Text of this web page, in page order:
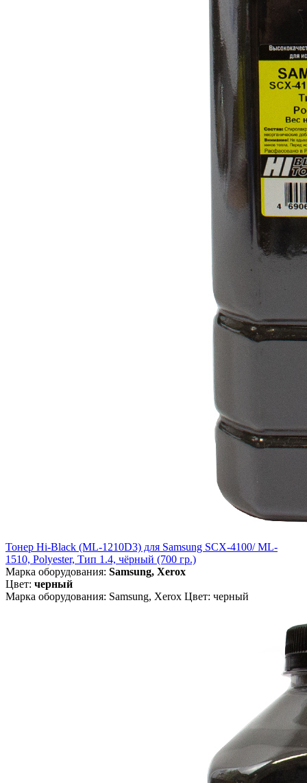
Тонер Hi-Black (ML-1210D3) для Samsung SCX-4100/ ML-
1510, Polyester, Тип 1.4, чёрный (700 гр.)
Марка оборудования: Samsung, Xerox
Цвет: черный
Марка оборудования: Samsung, Xerox Цвет: черный